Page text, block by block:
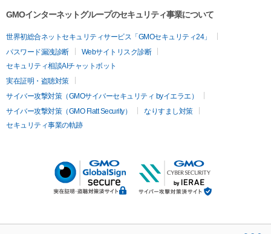
GMOインターネットグループのセキュリティ事業について
世界初総合ネットセキュリティサービス「GMOセキュリティ24」
パスワード漏洩診断
Webサイトリスク診断
セキュリティ相談AIチャットボット
実在証明・盗聴対策
サイバー攻撃対策（GMOサイバーセキュリティ byイエラエ）
サイバー攻撃対策（GMO Flatt Security）
なりすまし対策
セキュリティ事業の軌跡